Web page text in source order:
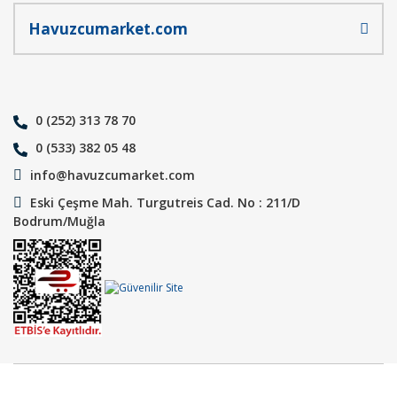
Havuzcumarket.com
0 (252) 313 78 70
0 (533) 382 05 48
info@havuzcumarket.com
Eski Çeşme Mah. Turgutreis Cad. No : 211/D
Bodrum/Muğla